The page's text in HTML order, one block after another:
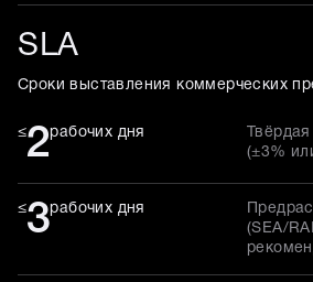
SLA
Сроки выставления коммерческих
≤2рабочих дня
(±3%
≤3рабочих дня
(SEA/